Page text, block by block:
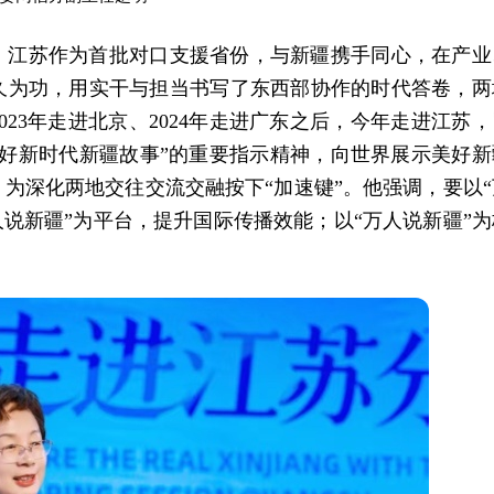
苏作为首批对口支援省份，与新疆携手同心，在产业
功，用实干与担当书写了东西部协作的时代答卷，
年走进北京、2024年走进广东之后，今年走进江苏，
新时代新疆故事”的重要指示精神，向世界展示美好
深化两地交往交流交融按下“加速键”。他强调，要以
新疆”为平台，提升国际传播效能；以“万人说新疆”